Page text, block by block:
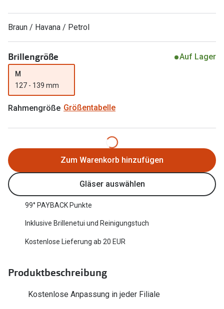
Ratgeber
Gleitsicht Ratgeber
Alle Brillen Ratgeber
Angebote
Brillen 2 für 1
20% auf selbsttönende Gläser
Back to School: 50% auf die zweite Kinderbrille
Trends
Nuance Audio Brille
Gläser
Glaspakete
Trends
Randlose
Farbe
Zubehör
Braun / Havana / Petrol
Brillengröße Auf Lager
M
127 - 139 mm
Rahmengröße Größentabelle
Zum Warenkorb hinzufügen
Gläser auswählen
99° PAYBACK Punkte
Inklusive Brillenetui und Reinigungstuch
Kostenlose Lieferung ab 20 EUR
Produktbeschreibung
Kostenlose Anpassung in jeder Filiale